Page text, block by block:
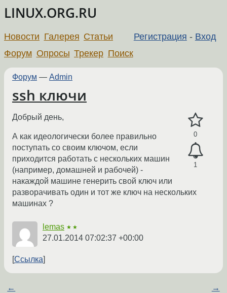
LINUX.ORG.RU
Регистрация - Вход
Новости Галерея Статьи
Форум Опросы Трекер Поиск
Форум — Admin
ssh ключи
0
1
Добрый день,
А как идеологически более правильно
поступать со своим ключом, если
приходится работать с нескольких машин
(например, домашней и рабочей) -
накаждой машине генерить свой ключ или
разворачивать один и тот же ключ на нескольких
машинах ?
lemas ★★
27.01.2014 07:02:37 +00:00
Ссылка
← →